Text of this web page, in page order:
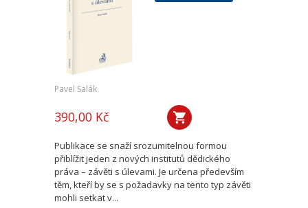
Pavel Salák
390,00 Kč
Publikace se snaží srozumitelnou formou
přiblížit jeden z nových institutů dědického
práva – závěti s úlevami. Je určena především
těm, kteří by se s požadavky na tento typ závěti
mohli setkat v...